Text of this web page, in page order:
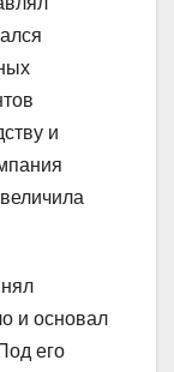
и
и основал
его